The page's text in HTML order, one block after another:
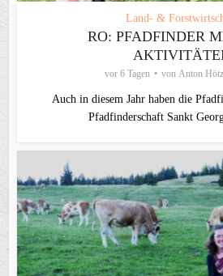
Land- &
RO: PFADFINDER
vor 6 Tagen von Anton
Auch in diesem Jahr haben die
Pfadfinderschaft Sankt